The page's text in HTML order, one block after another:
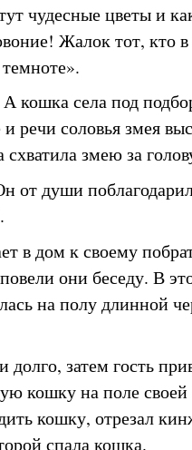
чудесные цветы и
Жалок тот, кто
кошка села под
речи соловья змея
змею за
от души
в дом к своему
они беседу. В
на полу длинной
долго, затем гость
кошку на поле своей
кошку, отрезал
спала кошка.